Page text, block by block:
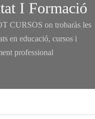
I Formació
CURSOS on trobaràs les
en educació, cursos i
professional